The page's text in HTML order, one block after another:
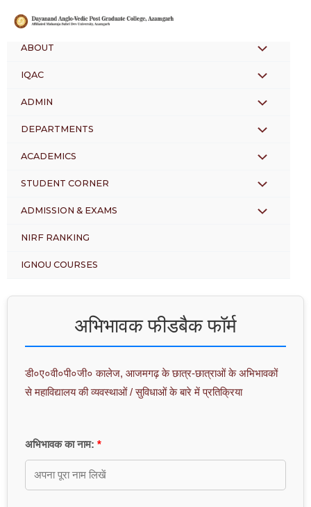
contentABOUT MENU
TOGGLE
IQAC MENU
TOGGLE
ADMIN MENU
TOGGLE
DEPARTMENTS MENU
TOGGLE
ACADEMICS MENU
TOGGLE
STUDENT CORNER MENU
TOGGLE
ADMISSION & EXAMS MENU
NIRF RANKING
IGNOU COURSES
अभिभावक फीडबैक फॉर्म
डी०ए०वी०पी०जी० कालेज, आजमगढ़ के छात्र-छात्राओं के अभिभावकों
से महाविद्यालय की व्यवस्थाओं / सुविधाओं के बारे में प्रतिक्रिया
अभिभावक का नाम: